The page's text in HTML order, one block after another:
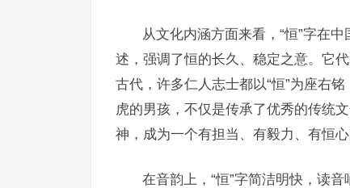
从文化内涵方面来看，“恒”字在
述，强调了恒的长久、稳定之意。它
古代，许多仁人志士都以“恒”为座右
虎的男孩，不仅是传承了优秀的传统
神，成为一个有担当、有毅力、有恒
在音韵上，“恒”字简洁明快，读